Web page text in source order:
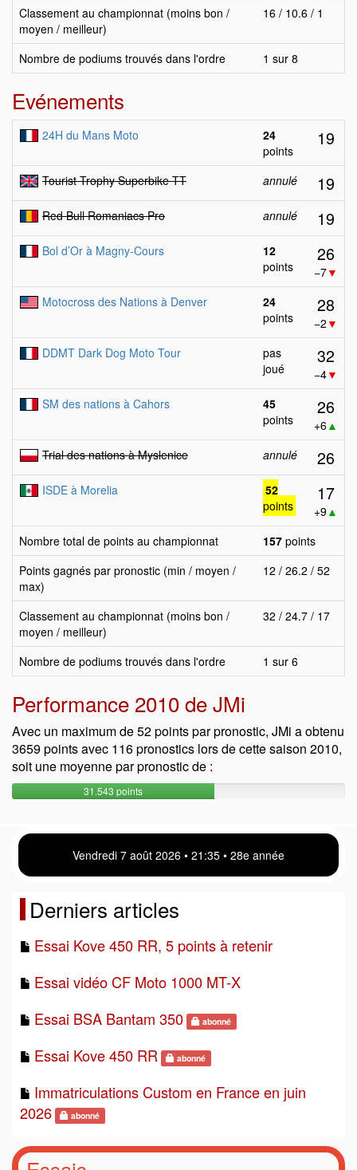
Classement au championnat (moins bon /
moyen / meilleur)
16 / 10.6 / 1
Nombre de podiums trouvés dans l'ordre 1 sur 8
Evénements
24H du Mans Moto
24
points
19
Tourist Trophy Superbike TT annulé 19
Red Bull Romaniacs Pro annulé 19
Bol d’Or à Magny-Cours
12
points
26
−7▼
Motocross des Nations à Denver
24
points
28
−2 ▼
DDMT Dark Dog Moto Tour
pas
joué
32
−4▼
SM des nations à Cahors
45
points
26
+6▲
Trial des nations à Myslenice
annulé 26
ISDE à Morelia
52
points
17
+9▲
Nombre total de points au championnat
157 points
Points gagnés par pronostic (min / moyen /
max)
12 / 26.2 / 52
Classement au championnat (moins bon /
moyen / meilleur)
32 / 24.7 / 17
Nombre de podiums trouvés dans l'ordre 1 sur 6
Performance 2010 de JMi
Avec un maximum de 52 points par pronostic, JMi a obtenu
3659 points avec 116 pronostics lors de cette saison 2010,
soit une moyenne par pronostic de :
31.543 points
Vendredi 7 août 2026 • 21 35 • 28e année
Derniers articles
Essai Kove 450 RR, 5 points à retenir
Essai vidéo CF Moto 1000 MT-X
Essai BSA Bantam 350
abonné
Essai Kove 450 RR abonné
Immatriculations Custom en France en juin
2026
abonné